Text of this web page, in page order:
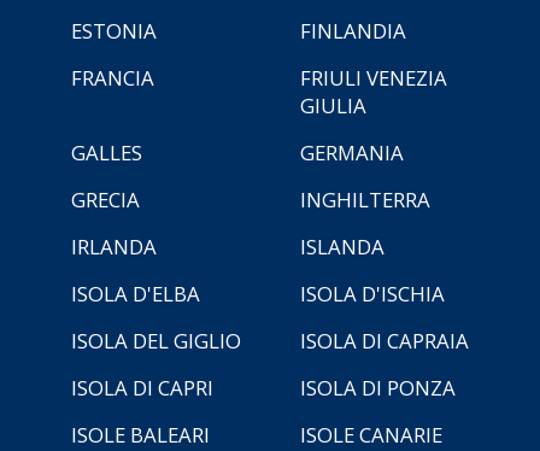
ESTONIA
FINLANDIA
FRANCIA
FRIULI VENEZIA
GIULIA
GALLES
GERMANIA
GRECIA
INGHILTERRA
IRLANDA
ISLANDA
ISOLA D'ELBA
ISOLA D'ISCHIA
ISOLA DEL GIGLIO
ISOLA DI CAPRAIA
ISOLA DI CAPRI
ISOLA DI PONZA
ISOLE BALEARI
ISOLE CANARIE